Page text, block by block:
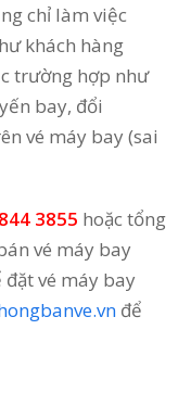
chỉ làm việc
khách hàng
trường hợp như
bay, đổi
vé máy bay (sai
3855 hoặc tổng
vé máy bay
đặt vé máy bay
để